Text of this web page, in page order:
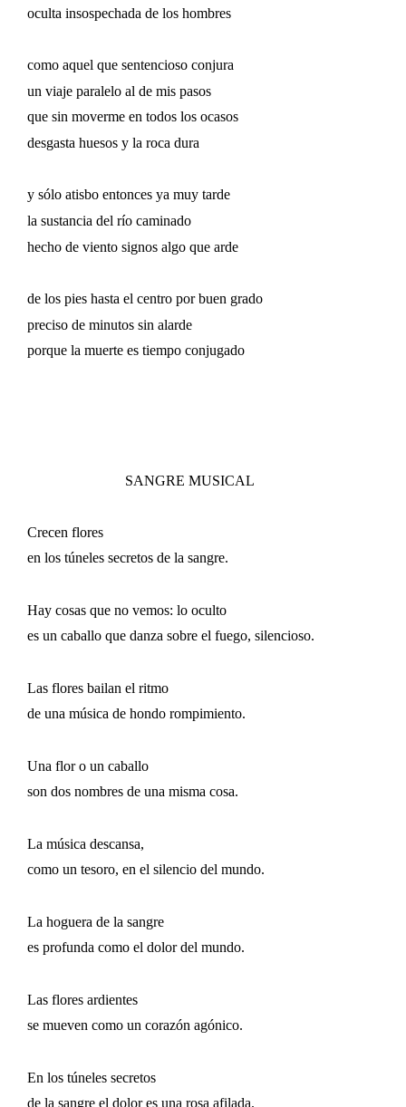
oculta insospechada de los hombres
como aquel que sentencioso conjura
un viaje paralelo al de mis pasos
que sin moverme en todos los ocasos
desgasta huesos y la roca dura
y sólo atisbo entonces ya muy tarde
la sustancia del río caminado
hecho de viento signos algo que arde
de los pies hasta el centro por buen grado
preciso de minutos sin alarde
porque la muerte es tiempo conjugado
SANGRE MUSICAL
Crecen flores
en los túneles secretos de la sangre.
Hay cosas que no vemos: lo oculto
es un caballo que danza sobre el fuego, silencioso.
Las flores bailan el ritmo
de una música de hondo rompimiento.
Una flor o un caballo
son dos nombres de una misma cosa.
La música descansa,
como un tesoro, en el silencio del mundo.
La hoguera de la sangre
es profunda como el dolor del mundo.
Las flores ardientes
se mueven como un corazón agónico.
En los túneles secretos
de la sangre el dolor es una rosa afilada.